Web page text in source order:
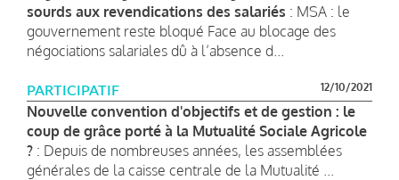
sourds aux revendications des salariés : MSA : le
gouvernement reste bloqué Face au blocage des
négociations salariales dû à l’absence d...
PARTICIPATIF 12/10/2021
Nouvelle convention d'objectifs et de gestion : le
coup de grâce porté à la Mutualité Sociale Agricole
? : Depuis de nombreuses années, les assemblées
générales de la caisse centrale de la Mutualité ...